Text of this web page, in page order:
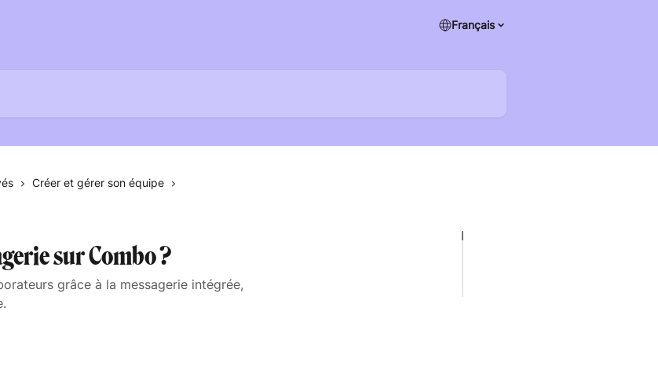
Français
Créer et gérer son équipe
sur Combo ?
grâce à la messagerie intégrée,